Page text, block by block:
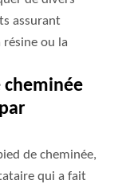
assurant
résine ou la
cheminée
de cheminée,
qui a fait